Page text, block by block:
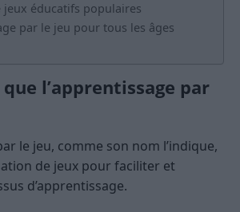
jeux éducatifs populaires
par le jeu pour tous les âges
que l’apprentissage par
le jeu, comme son nom l’indique,
de jeux pour faciliter et
d’apprentissage.